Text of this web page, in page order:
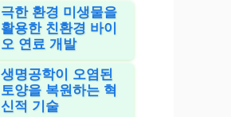
극한 환경 미생물을
활용한 친환경 바이
오 연료 개발
생명공학이 오염된
토양을 복원하는 혁
신적 기술